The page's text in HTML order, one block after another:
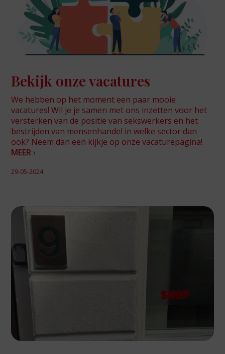
Bekijk onze vacatures
We hebben op het moment een paar mooie
vacatures! Wil je je samen met ons inzetten voor het
versterken van de positie van sekswerkers en het
bestrijden van mensenhandel in welke sector dan
ook? Neem dan een kijkje op onze vacaturepagina!
MEER ›
29-05-2024